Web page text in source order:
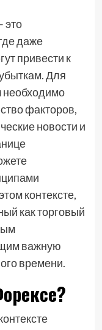
это
даже
привести к
Для
необходимо
факторов,
новости и
контексте,
как торговый
важную
времени.